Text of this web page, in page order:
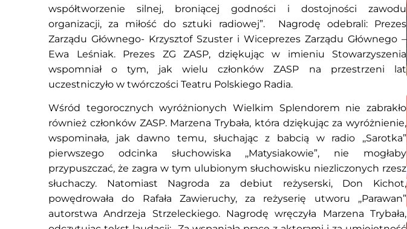
współtworzenie silnej, broniącej godności i dostojności zawodu
organizacji, za miłość do sztuki radiowej”. Nagrodę odebrali: Prezes
Zarządu Głównego- Krzysztof Szuster i Wiceprezes Zarządu Głównego –
Ewa Leśniak. Prezes ZG ZASP, dziękując w imieniu Stowarzyszenia
wspomniał o tym, jak wielu członków ZASP na przestrzeni lat
uczestniczyło w twórczości Teatru Polskiego Radia.
Wśród tegorocznych wyróżnionych Wielkim Splendorem nie zabrakło
również członków ZASP. Marzena Trybała, która dziękując za wyróżnienie,
wspominała, jak dawno temu, słuchając z babcią w radio ,,Sarotka”
pierwszego odcinka słuchowiska ,,Matysiakowie”, nie mogłaby
przypuszczać, że zagra w tym ulubionym słuchowisku niezliczonych rzesz
słuchaczy. Natomiast Nagroda za debiut reżyserski, Don Kichot,
powędrowała do Rafała Zawieruchy, za reżyserię utworu ,,Parawan”
autorstwa Andrzeja Strzeleckiego. Nagrodę wręczyła Marzena Trybała,